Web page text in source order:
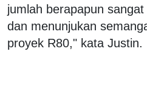
jumlah berapapun
dan menunjukan
proyek R80," kata Justin.